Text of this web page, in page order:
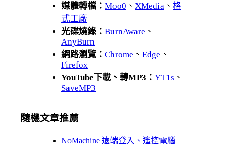
媒體轉檔： Moo0 、 XMedia 、 格
式工廠
光碟燒錄： BurnAware 、
AnyBurn
網路瀏覽： Chrome 、 Edge 、
Firefox
YouTube下載、轉MP3： YT1s 、
SaveMP3
隨機文章推薦
NoMachine 遠端登入、遙控電腦